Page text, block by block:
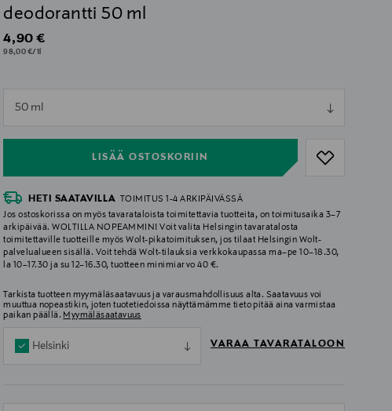
deodorantti 50 ml
Original Price
4,90 €
98,00 €/1l
50 ml
LISÄÄ OSTOSKORIIN
null
HETI SAATAVILLA
TOIMITUS 1-4 ARKIPÄIVÄSSÄ
Jos ostoskorissa on myös tavarataloista toimitettavia tuotteita, on toimitusaika 3–7
arkipäivää. WOLTILLA NOPEAMMIN! Voit valita Helsingin tavaratalosta
toimitettaville tuotteille myös Wolt-pikatoimituksen, jos tilaat Helsingin Wolt-
palvelualueen sisällä. Voit tehdä Wolt-tilauksia verkkokaupassa ma–pe 10–18.30,
la 10–17.30 ja su 12–16.30, tuotteen minimiarvo 40 €.
Tarkista tuotteen myymäläsaatavuus ja varausmahdollisuus alta. Saatavuus voi
muuttua nopeastikin, joten tuotetiedoissa näyttämämme tieto pitää aina varmistaa
paikan päällä. Myymäläsaatavuus
Helsinki VARAA TAVARATALOON